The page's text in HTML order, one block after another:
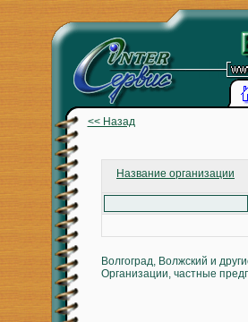
<< Назад
Название организации
Волгоград, Волжский и
Организации, частные